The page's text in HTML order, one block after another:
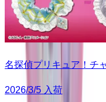
名探偵プリキュア！チ
2026/3/5 入荷